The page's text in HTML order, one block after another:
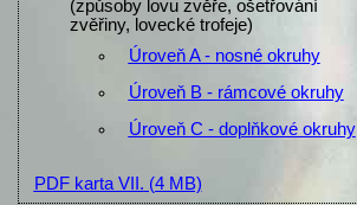
(způsoby lovu zvěře, ošetřování
zvěřiny, lovecké trofeje)
Úroveň A - nosné okruhy
Úroveň B - rámcové okruhy
Úroveň C - doplňkové okruhy
PDF karta VII. (4 MB)